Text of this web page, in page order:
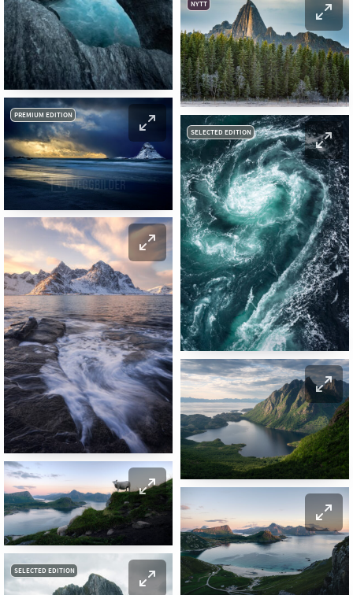
NYTT
PREMIUM EDITION
SELECTED EDITION
SELECTED EDITION